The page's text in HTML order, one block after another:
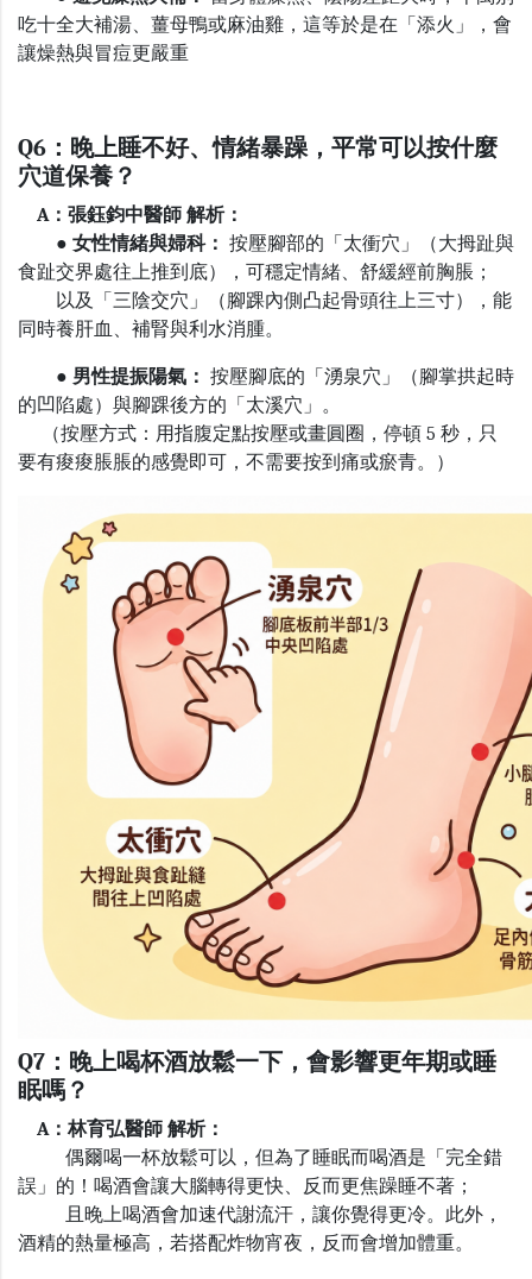
吃十全大補湯、薑母鴨或麻油雞，這等於是在「添火」，會
讓燥熱與冒痘更嚴重
Q6：晚上睡不好、情緒暴躁，平常可以按什麼
穴道保養？
A：張鈺鈞中醫師 解析：
● 女性情緒與婦科： 按壓腳部的「太衝穴」（大拇趾與
食趾交界處往上推到底），可穩定情緒、舒緩經前胸脹；
以及「三陰交穴」（腳踝內側凸起骨頭往上三寸），能
同時養肝血、補腎與利水消腫。
● 男性提振陽氣： 按壓腳底的「湧泉穴」（腳掌拱起時
的凹陷處）與腳踝後方的「太溪穴」。
（按壓方式：用指腹定點按壓或畫圓圈，停頓 5 秒，只
要有痠痠脹脹的感覺即可，不需要按到痛或瘀青。）
Q7：晚上喝杯酒放鬆一下，會影響更年期或睡
眠嗎 ？
A：林育弘醫師 解析：
偶爾喝一杯放鬆可以，但為了睡眠而喝酒是「完全錯
誤」的！喝酒會讓大腦轉得更快、反而更焦躁睡不著；
且晚上喝酒會加速代謝流汗，讓你覺得更冷。此外，
酒精的熱量極高，若搭配炸物宵夜，反而會增加體重。